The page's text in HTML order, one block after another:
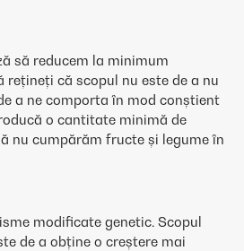
să reducem la minimum
rețineți că scopul nu este de a nu
a ne comporta în mod conștient
o cantitate minimă de
nu cumpărăm fructe și legume în
modificate genetic. Scopul
de a obține o creștere mai